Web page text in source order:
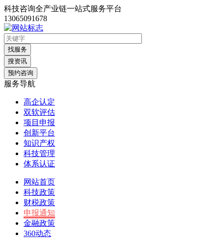
科技咨询全产业链一站式服务平台
13065091678
找服务
搜资讯
预约咨询
服务导航
高企认定
双软评估
项目申报
创新平台
知识产权
科技管理
体系认证
网站首页
科技政策
财税政策
申报通知
金融政策
360动态